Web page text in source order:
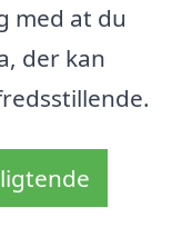
med at du
der kan